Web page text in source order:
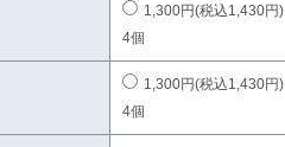
1,300円(税込1,430円)
4個
1,300円(税込1,430円)
4個